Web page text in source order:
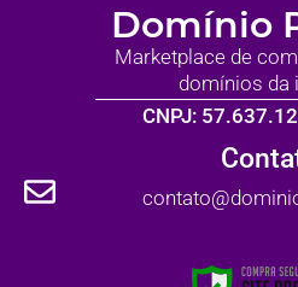
Domínio
Marketplace de
domínios da
CNPJ: